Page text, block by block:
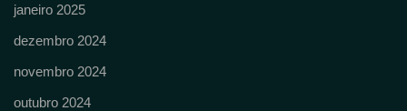
janeiro 2025
dezembro 2024
novembro 2024
outubro 2024